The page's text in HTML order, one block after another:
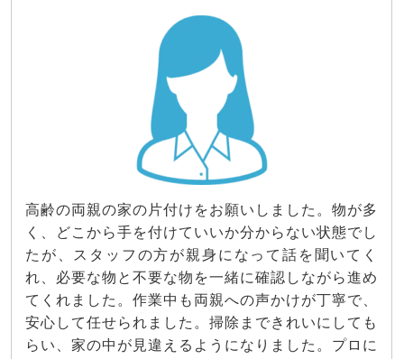
高齢の両親の家の片付けをお願いしました。物が多
く、どこから手を付けていいか分からない状態でし
たが、スタッフの方が親身になって話を聞いてく
れ、必要な物と不要な物を一緒に確認しながら進め
てくれました。作業中も両親への声かけが丁寧で、
安心して任せられました。掃除まできれいにしても
らい、家の中が見違えるようになりました。プロに